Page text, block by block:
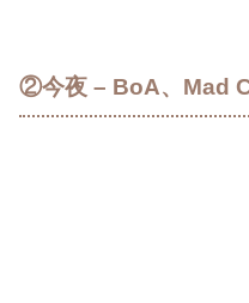
②今夜 – BoA、Mad